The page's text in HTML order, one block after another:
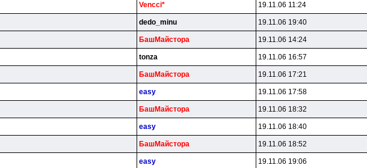
Vencci* 19.11.06 11:24
dedo_minu 19.11.06 19:40
БaшMaйcтopa 19.11.06 14:24
tonza 19.11.06 16:57
БaшMaйcтopa 19.11.06 17:21
easy 19.11.06 17:58
БaшMaйcтopa 19.11.06 18:32
easy 19.11.06 18:40
БaшMaйcтopa 19.11.06 18:52
easy 19.11.06 19:06